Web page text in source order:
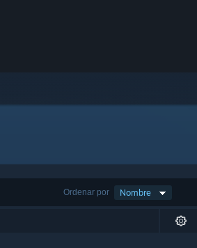
Ordenar por Nombre